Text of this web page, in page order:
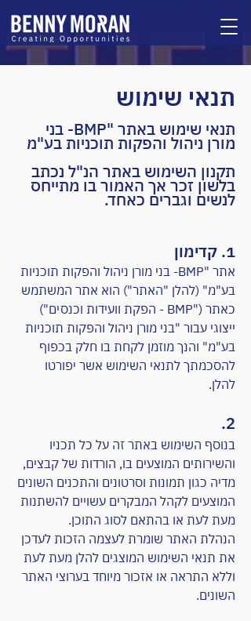
תנאי שימוש
תנאי שימוש באתר "BMP- בני
מורן ניהול והפקות תוכניות בע"מ
תקנון השימוש באתר הנ"ל נכתב
בלשון זכר אך האמור בו מתייחס
לנשים וגברים כאחד.
1. קדימון
א
תר "BMP- בני מורן ניהול והפקות תוכניות
בע"מ" (להלן "האתר") הוא אתר המשתמש
כאתר ("BMP - הפקת וועידות וכנסים")
ייצוגי עבור "בני מורן ניהול והפקות תוכניות
בע"מ" והנך מוזמן לקחת בו חלק בכפוף
להסכמתך לתנאי השימוש אשר יפורטו
להלן.
2.
בנוסף השימוש באתר זה על כל תכניו
והשירותים המוצעים בו, הורדות של קבצים,
מדיה כגון תמונות וסרטונים והתכנים השונים
המוצעים לקהל המבקרים עשויים להשתנות
מעת לעת או בהתאם לסוג התוכן.
הנהלת האתר שומרת לעצמה הזכות לעדכן
את תנאי השימוש המוצגים להלן מעת לעת
וללא התראה או אזכור מיוחד בערוצי האתר
השונים.